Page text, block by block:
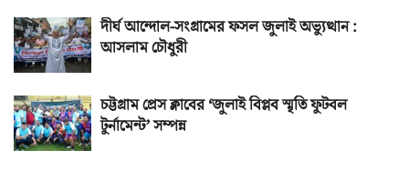
দীর্ঘ আন্দোল-সংগ্রামের ফসল জুলাই অভ্যুত্থান :
আসলাম চৌধুরী
চট্টগ্রাম প্রেস ক্লাবের ‘জুলাই বিপ্লব স্মৃতি ফুটবল
টুর্নামেন্ট’ সম্পন্ন